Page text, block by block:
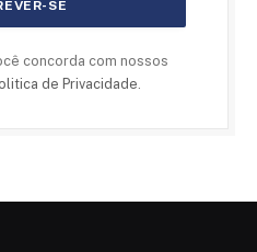
concorda com nossos
de Privacidade.